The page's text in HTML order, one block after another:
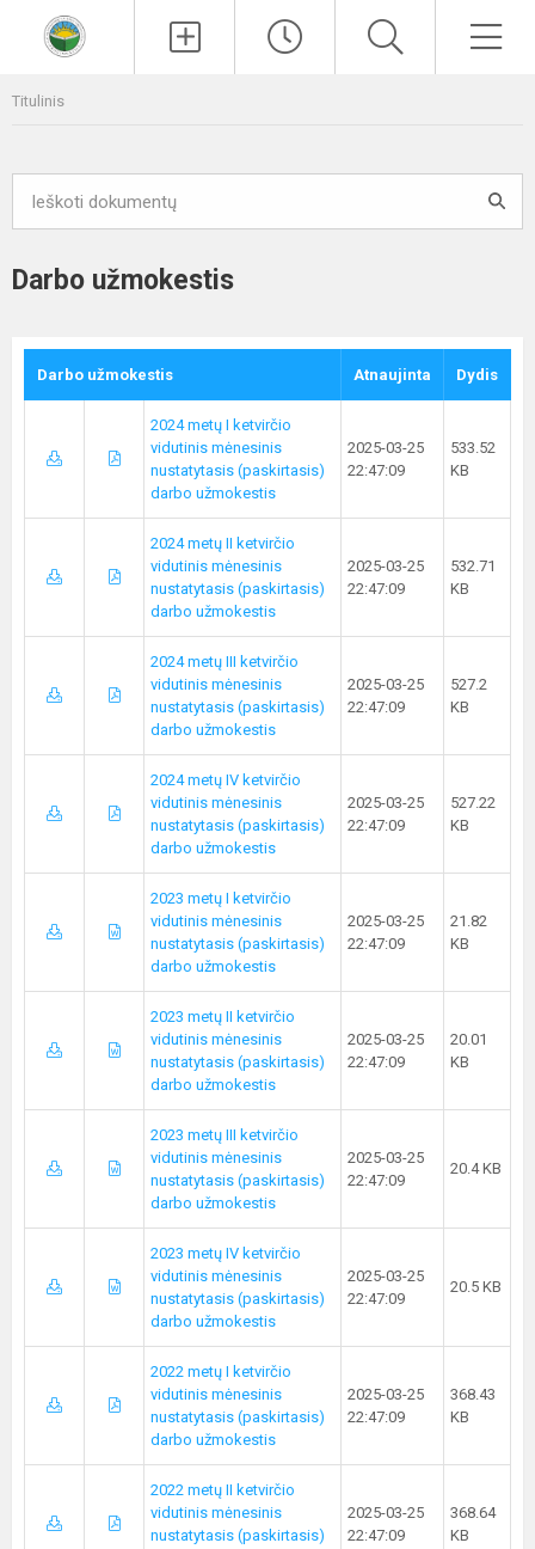
Titulinis
Darbo užmokestis
Darbo užmokestis Atnaujinta Dydis
2024 metų I ketvirčio
vidutinis mėnesinis
nustatytasis (paskirtasis)
darbo užmokestis
2025-03-25
22:47:09
533.52
KB
2024 metų II ketvirčio
vidutinis mėnesinis
nustatytasis (paskirtasis)
darbo užmokestis
2025-03-25
22:47:09
532.71
KB
2024 metų III ketvirčio
vidutinis mėnesinis
nustatytasis (paskirtasis)
darbo užmokestis
2025-03-25
22:47:09
527.2
KB
2024 metų IV ketvirčio
vidutinis mėnesinis
nustatytasis (paskirtasis)
darbo užmokestis
2025-03-25
22:47:09
527.22
KB
2023 metų I ketvirčio
vidutinis mėnesinis
nustatytasis (paskirtasis)
darbo užmokestis
2025-03-25
22:47:09
21.82
KB
2023 metų II ketvirčio
vidutinis mėnesinis
nustatytasis (paskirtasis)
darbo užmokestis
2025-03-25
22:47:09
20.01
KB
2023 metų III ketvirčio
vidutinis mėnesinis
nustatytasis (paskirtasis)
darbo užmokestis
2025-03-25
22:47:09
20.4 KB
2023 metų IV ketvirčio
vidutinis mėnesinis
nustatytasis (paskirtasis)
darbo užmokestis
2025-03-25
22:47:09
20.5 KB
2022 metų I ketvirčio
vidutinis mėnesinis
nustatytasis (paskirtasis)
darbo užmokestis
2025-03-25
22:47:09
368.43
KB
2022 metų II ketvirčio
vidutinis mėnesinis
nustatytasis (paskirtasis)
2025-03-25
22:47:09
368.64
KB